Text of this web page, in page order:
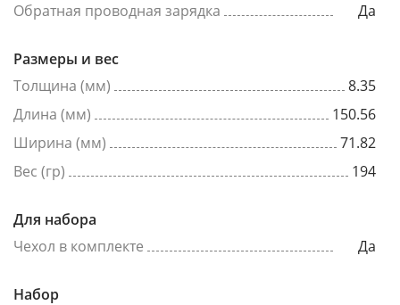
Обратная проводная зарядка
Да
Размеры и вес
Толщина (мм)
8.35
Длина (мм)
150.56
Ширина (мм)
71.82
Вес (гр)
194
Для набора
Чехол в комплекте
Да
Набор